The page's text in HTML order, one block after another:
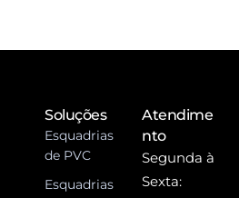
Soluções
Esquadrias
de PVC
Esquadrias
Atendime
nto
Segunda à
Sexta: